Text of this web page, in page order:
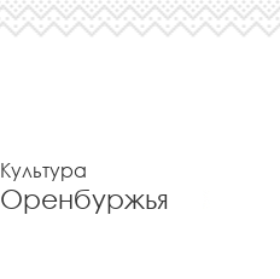
Культура
Оренбуржья